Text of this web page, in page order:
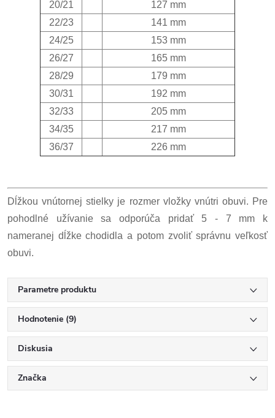
20/21
127 mm
22/23
141 mm
24/25
153 mm
26/27
165 mm
28/29
179 mm
30/31
192 mm
32/33
205 mm
34/35
217 mm
36/37
226 mm
Dĺžkou vnútornej stielky je rozmer vložky vnútri obuvi. Pre
pohodlné užívanie sa odporúča pridať 5 - 7 mm k
nameranej dĺžke chodidla a potom zvoliť správnu veľkosť
obuvi.
Parametre produktu
Hodnotenie (9)
Diskusia
Značka